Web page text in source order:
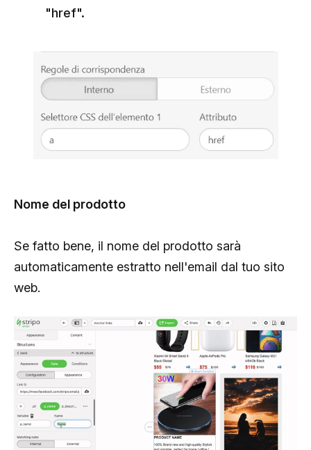
"href".
Nome del prodotto
Se fatto bene, il nome del prodotto sarà
automaticamente estratto nell'email dal tuo sito
web.